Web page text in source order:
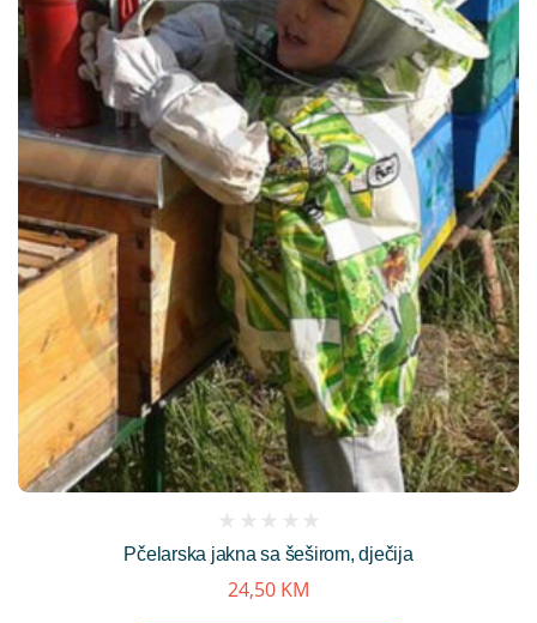
Pčelarska jakna sa šeširom, dječija
reviews)
24,50 KM